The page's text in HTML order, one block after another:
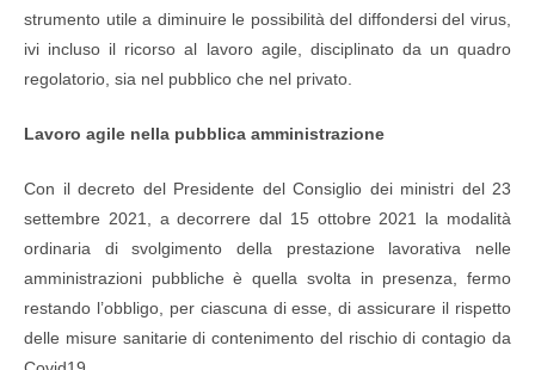
strumento utile a diminuire le possibilità del diffondersi del virus,
ivi incluso il ricorso al lavoro agile, disciplinato da un quadro
regolatorio, sia nel pubblico che nel privato.
Lavoro agile nella pubblica amministrazione
Con il decreto del Presidente del Consiglio dei ministri del 23
settembre 2021, a decorrere dal 15 ottobre 2021 la modalità
ordinaria di svolgimento della prestazione lavorativa nelle
amministrazioni pubbliche è quella svolta in presenza, fermo
restando l’obbligo, per ciascuna di esse, di assicurare il rispetto
delle misure sanitarie di contenimento del rischio di contagio da